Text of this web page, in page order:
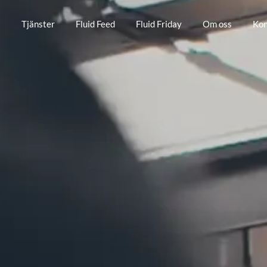
Tjänster Fluid Feed Fluid Friday Om oss